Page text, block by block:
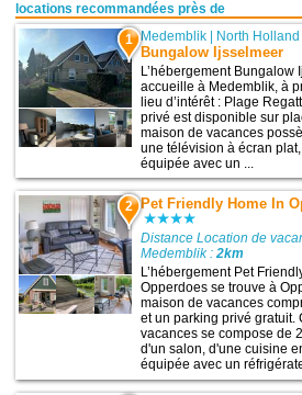
locations recommandées près de
1 Medemblik | North Holland
Bungalow Ijsselmeer
L’hébergement Bungalow
accueille à Medemblik, à
lieu d’intérêt : Plage
privé est disponible sur
maison de vacances
une télévision à écran
équipée avec un ...
2 Pet Friendly Home In
Distance Location de
Medemblik :2km
L’hébergement Pet
Opperdoes se trouve à
maison de vacances
et un parking privé gratuit.
vacances se compose de
d'un salon, d'une cuisine
équipée avec un